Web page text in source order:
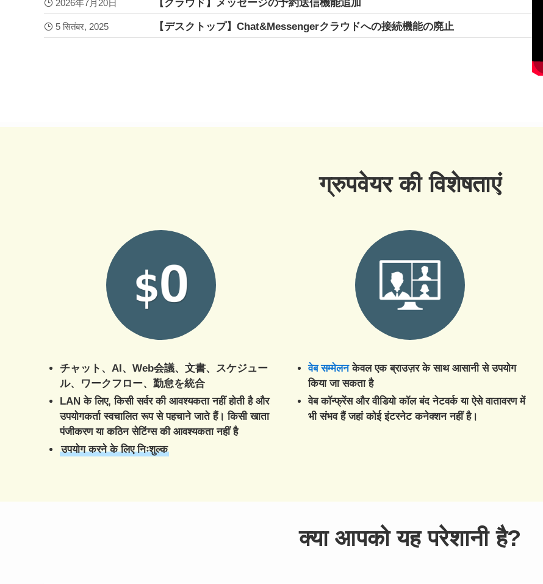
2026年7月20日 【クラウド】メッセージの予約送信機能追加
5 सितंबर, 2025 【デスクトップ】Chat&Messengerクラウドへの接続機能の廃止
ग्रुपवेयर की विशेषताएं
チャット、AI、Web会議、文書、スケジュー
ル、ワークフロー、勤怠を統合
LAN के लिए, किसी सर्वर की आवश्यकता नहीं होती है और
उपयोगकर्ता स्वचालित रूप से पहचाने जाते हैं। किसी खाता
पंजीकरण या कठिन सेटिंग्स की आवश्यकता नहीं है
उपयोग करने के लिए निःशुल्क
वेब सम्मेलनकेवल एक ब्राउज़र के साथ आसानी से उपयोग
किया जा सकता है
वेब कॉन्फ्रेंस और वीडियो कॉल बंद नेटवर्क या ऐसे वातावरण में
भी संभव हैं जहां कोई इंटरनेट कनेक्शन नहीं है।
क्या आपको यह परेशानी है?